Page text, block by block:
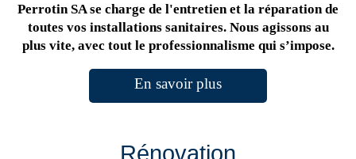
Perrotin SA se charge de l'entretien et la réparation de
toutes vos installations sanitaires. Nous agissons au
plus vite, avec tout le professionnalisme qui s’impose.
En savoir plus
Rénovation